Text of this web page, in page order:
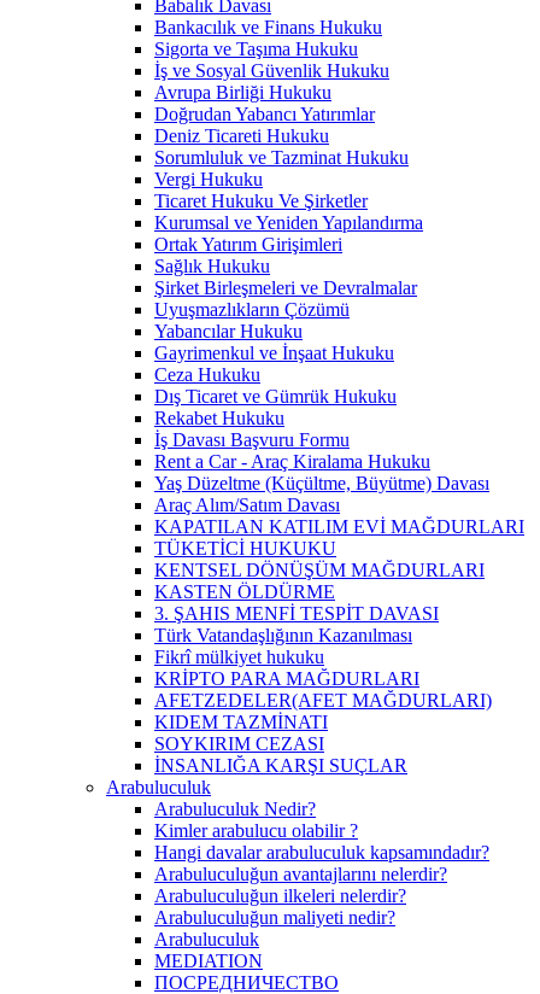
Babalık Davası
Bankacılık ve Finans Hukuku
Sigorta ve Taşıma Hukuku
İş ve Sosyal Güvenlik Hukuku
Avrupa Birliği Hukuku
Doğrudan Yabancı Yatırımlar
Deniz Ticareti Hukuku
Sorumluluk ve Tazminat Hukuku
Vergi Hukuku
Ticaret Hukuku Ve Şirketler
Kurumsal ve Yeniden Yapılandırma
Ortak Yatırım Girişimleri
Sağlık Hukuku
Şirket Birleşmeleri ve Devralmalar
Uyuşmazlıkların Çözümü
Yabancılar Hukuku
Gayrimenkul ve İnşaat Hukuku
Ceza Hukuku
Dış Ticaret ve Gümrük Hukuku
Rekabet Hukuku
İş Davası Başvuru Formu
Rent a Car - Araç Kiralama Hukuku
Yaş Düzeltme (Küçültme, Büyütme) Davası
Araç Alım/Satım Davası
KAPATILAN KATILIM EVİ MAĞDURLARI
TÜKETİCİ HUKUKU
KENTSEL DÖNÜŞÜM MAĞDURLARI
KASTEN ÖLDÜRME
3. ŞAHIS MENFİ TESPİT DAVASI
Türk Vatandaşlığının Kazanılması
Fikrî mülkiyet hukuku
KRİPTO PARA MAĞDURLARI
AFETZEDELER(AFET MAĞDURLARI)
KIDEM TAZMİNATI
SOYKIRIM CEZASI
İNSANLIĞA KARŞI SUÇLAR
Arabuluculuk
Arabuluculuk Nedir?
Kimler arabulucu olabilir ?
Hangi davalar arabuluculuk kapsamındadır?
Arabuluculuğun avantajlarını nelerdir?
Arabuluculuğun ilkeleri nelerdir?
Arabuluculuğun maliyeti nedir?
Arabuluculuk
MEDIATION
ПОСРЕДНИЧЕСТВО